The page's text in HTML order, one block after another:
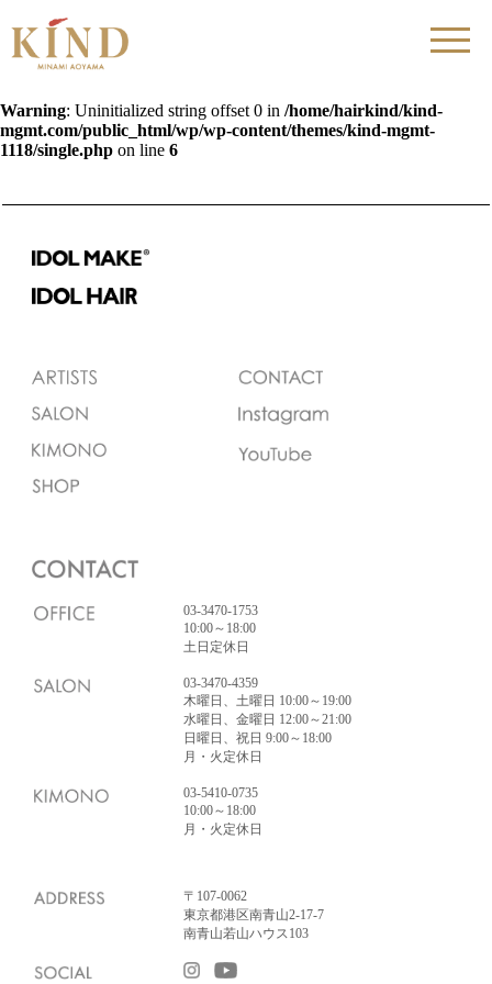
Warning: Uninitialized string offset 0 in /home/hairkind/kind-
mgmt.com/public_html/wp/wp-content/themes/kind-mgmt-
1118/single.php on line 6
03-3470-1753
10:00～18:00
土日定休日
03-3470-4359
木曜日、土曜日 10:00～19:00
水曜日、金曜日 12:00～21:00
日曜日、祝日 9:00～18:00
月・火定休日
03-5410-0735
10:00～18:00
月・火定休日
〒107-0062
東京都港区南青山2-17-7
南青山若山ハウス103